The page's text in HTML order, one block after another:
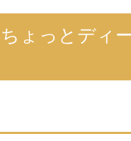
ょっとディ